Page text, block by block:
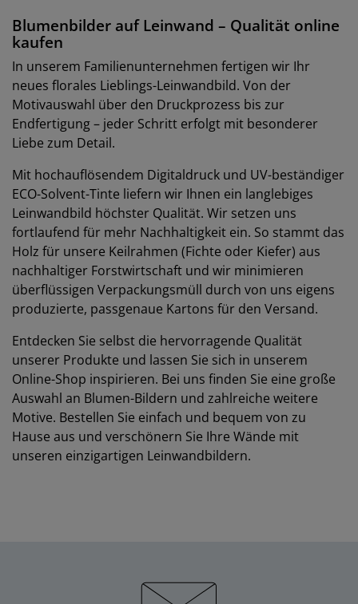
Blumenbilder auf Leinwand – Qualität online
kaufen
In unserem Familienunternehmen fertigen wir Ihr
neues florales Lieblings-Leinwandbild. Von der
Motivauswahl über den Druckprozess bis zur
Endfertigung – jeder Schritt erfolgt mit besonderer
Liebe zum Detail.
Mit hochauflösendem Digitaldruck und UV-beständiger
ECO-Solvent-Tinte liefern wir Ihnen ein langlebiges
Leinwandbild höchster Qualität. Wir setzen uns
fortlaufend für mehr Nachhaltigkeit ein. So stammt das
Holz für unsere Keilrahmen (Fichte oder Kiefer) aus
nachhaltiger Forstwirtschaft und wir minimieren
überflüssigen Verpackungsmüll durch von uns eigens
produzierte, passgenaue Kartons für den Versand.
Entdecken Sie selbst die hervorragende Qualität
unserer Produkte und lassen Sie sich in unserem
Online-Shop inspirieren. Bei uns finden Sie eine große
Auswahl an Blumen-Bildern und zahlreiche weitere
Motive. Bestellen Sie einfach und bequem von zu
Hause aus und verschönern Sie Ihre Wände mit
unseren einzigartigen Leinwandbildern.